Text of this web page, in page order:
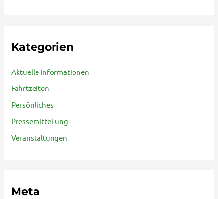
Kategorien
Aktuelle Informationen
Fahrtzeiten
Persönliches
Pressemitteilung
Veranstaltungen
Meta